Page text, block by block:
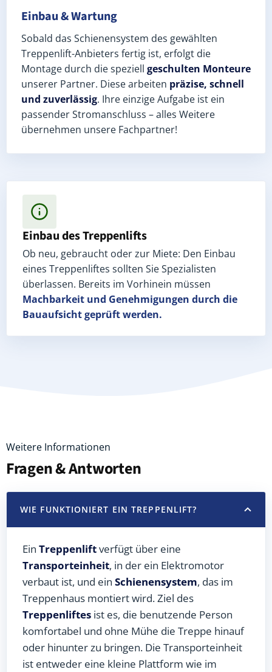
Einbau & Wartung
Sobald das Schienensystem des gewählten
Treppenlift-Anbieters fertig ist, erfolgt die
Montage durch die speziell geschulten Monteure
unserer Partner. Diese arbeiten präzise, schnell
und zuverlässig. Ihre einzige Aufgabe ist ein
passender Stromanschluss – alles Weitere
übernehmen unsere Fachpartner!
Einbau des Treppenlifts
Ob neu, gebraucht oder zur Miete: Den Einbau
eines Treppenliftes sollten Sie Spezialisten
überlassen. Bereits im Vorhinein müssen
Machbarkeit und Genehmigungen durch die
Bauaufsicht geprüft werden.
Weitere Informationen
Fragen & Antworten
WIE FUNKTIONIERT EIN TREPPENLIFT?
Ein Treppenliftverfügt über eine
Transporteinheit, in der ein Elektromotor
verbaut ist, und ein Schienensystem, das im
Treppenhaus montiert wird. Ziel des
Treppenliftes ist es, die benutzende Person
komfortabel und ohne Mühe die Treppe hinauf
oder hinunter zu bringen. Die Transporteinheit
ist entweder eine kleine Plattform wie im